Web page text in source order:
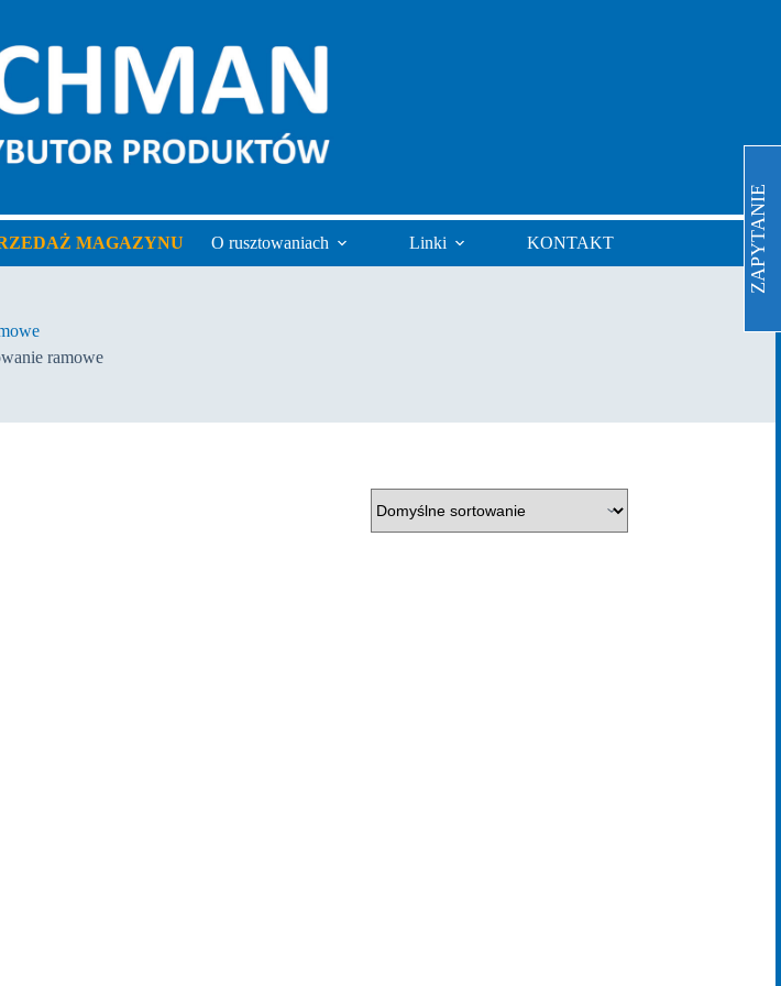
MAGAZYNU O rusztowaniach Linki KONTAKT
ramowe
ZAPYTANIE